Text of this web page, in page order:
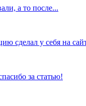
а то после...
сделал у себя на
за статью!